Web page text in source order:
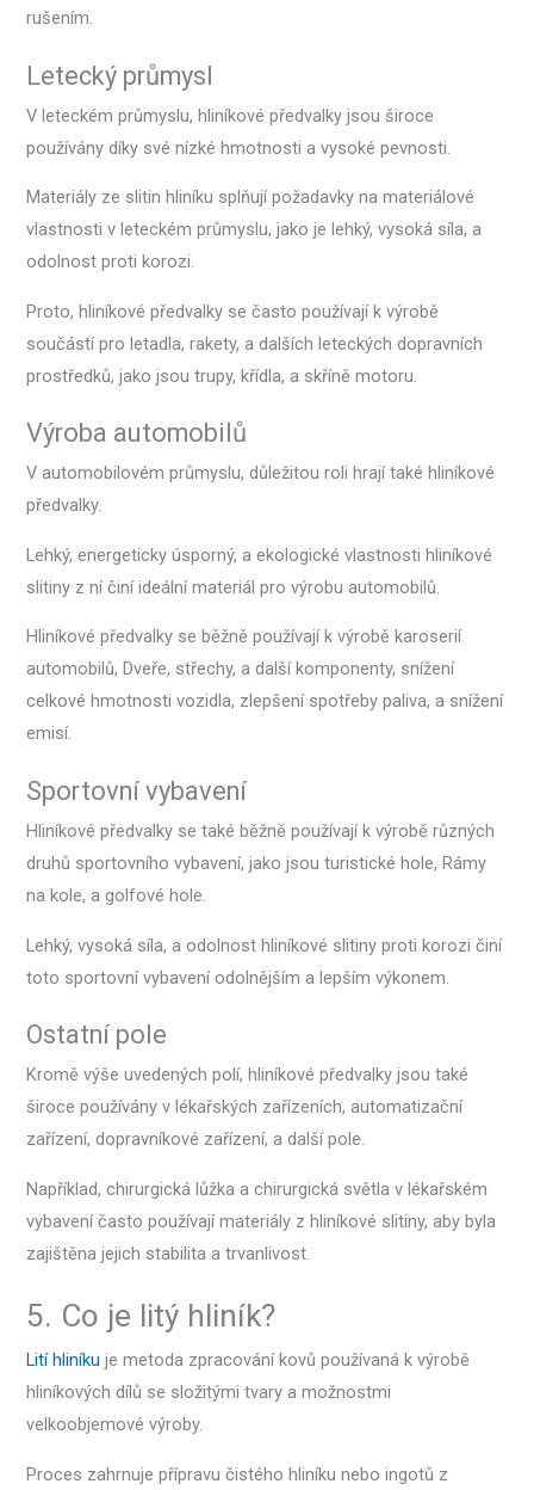
rušením.
Letecký průmysl
V leteckém průmyslu, hliníkové předvalky jsou široce
používány díky své nízké hmotnosti a vysoké pevnosti.
Materiály ze slitin hliníku splňují požadavky na materiálové
vlastnosti v leteckém průmyslu, jako je lehký, vysoká síla, a
odolnost proti korozi.
Proto, hliníkové předvalky se často používají k výrobě
součástí pro letadla, rakety, a dalších leteckých dopravních
prostředků, jako jsou trupy, křídla, a skříně motoru.
Výroba automobilů
V automobilovém průmyslu, důležitou roli hrají také hliníkové
předvalky.
Lehký, energeticky úsporný, a ekologické vlastnosti hliníkové
slitiny z ní činí ideální materiál pro výrobu automobilů.
Hliníkové předvalky se běžně používají k výrobě karoserií
automobilů, Dveře, střechy, a další komponenty, snížení
celkové hmotnosti vozidla, zlepšení spotřeby paliva, a snížení
emisí.
Sportovní vybavení
Hliníkové předvalky se také běžně používají k výrobě různých
druhů sportovního vybavení, jako jsou turistické hole, Rámy
na kole, a golfové hole.
Lehký, vysoká síla, a odolnost hliníkové slitiny proti korozi činí
toto sportovní vybavení odolnějším a lepším výkonem.
Ostatní pole
Kromě výše uvedených polí, hliníkové předvalky jsou také
široce používány v lékařských zařízeních, automatizační
zařízení, dopravníkové zařízení, a další pole.
Například, chirurgická lůžka a chirurgická světla v lékařském
vybavení často používají materiály z hliníkové slitiny, aby byla
zajištěna jejich stabilita a trvanlivost.
5. Co je litý hliník?
Lití hliníku je metoda zpracování kovů používaná k výrobě
hliníkových dílů se složitými tvary a možnostmi
velkoobjemové výroby.
Proces zahrnuje přípravu čistého hliníku nebo ingotů z